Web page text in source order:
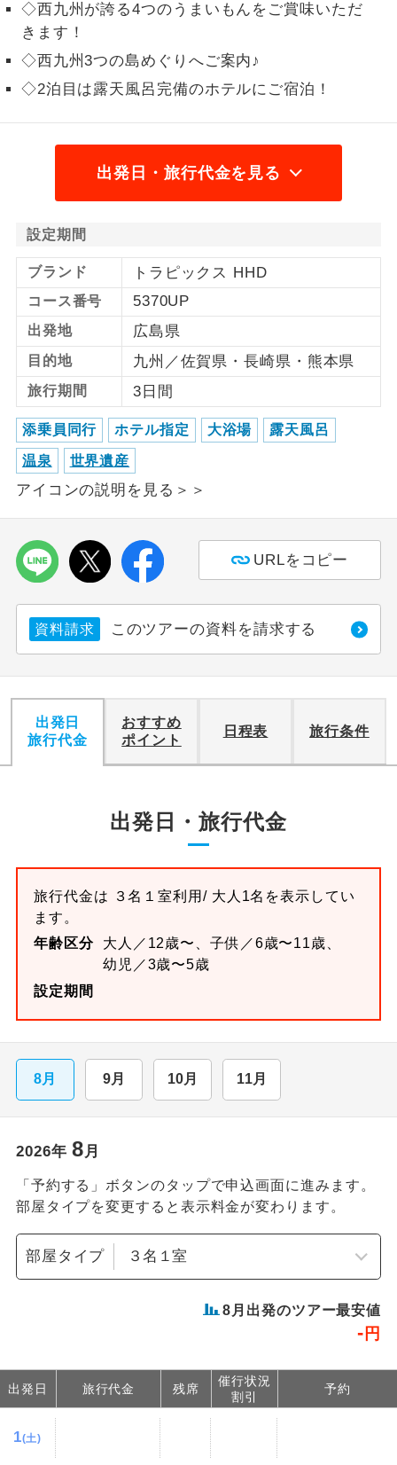
◇西九州が誇る4つのうまいもんをご賞味いただ
きます！
◇西九州3つの島めぐりへご案内♪
◇2泊目は露天風呂完備のホテルにご宿泊！
出発日・旅行代金を見る
設定期間
ブランド トラピックス HHD
コース番号 5370UP
出発地 広島県
目的地 九州／佐賀県・長崎県・熊本県
旅行期間 3日間
添乗員同行 ホテル指定 大浴場 露天風呂
温泉 世界遺産
アイコンの説明を見る＞＞
URLをコピー
資料請求 このツアーの資料を請求する
出発日
旅行代金
おすすめ
ポイント
日程表 旅行条件
出発日・旅行代金
旅行代金は ３名１室利用/ 大人1名を表示してい
ます。
年齢区分
大人／12歳〜、子供／6歳〜11歳、
幼児／3歳〜5歳
設定期間
8月 9月 10月 11月
2026年 8月
「予約する」ボタンのタップで申込画面に進みます。
部屋タイプを変更すると表示料金が変わります。
部屋タイプ
8 月出発のツアー最安値
- 円
出発日 旅行代金 残席
催行状況
割引
予約
1(土)
おひとり様参
加限定
おひとり様限定でご参加いただけるコー
1名様1室同代
金
1名様1室利用でも追加料金がかからない
ご夫婦限定
ご夫婦限定でご参加いただけるコースで
女性限定
女性限定でご参加いただけるコースで
年齢制限あり
です。
航空会社指定
利用航空会社が指定なので、ご出発の計
画にとても便利です。
ホテル指定
ご紹介するホテルを指定したコースで
す。
おひとり様バ
ス2席利用
おひとり様でバス席を2席利⽤できま
す。